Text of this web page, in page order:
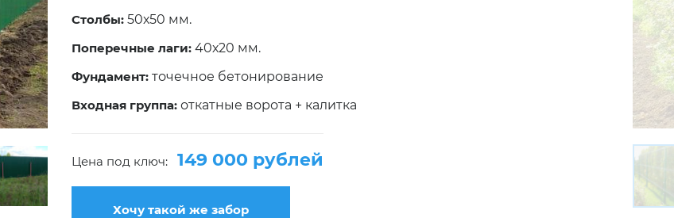
Столбы: 50х50 мм.
Поперечные лаги: 40х20 мм.
Фундамент: точечное бетонирование
Входная группа: откатные ворота + калитка
Цена под ключ:149 000 рублей
Хочу такой же забор